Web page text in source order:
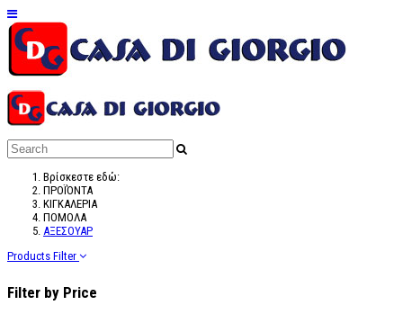
Βρίσκεστε εδώ:
ΠΡΟΪΌΝΤΑ
ΚΙΓΚΑΛΕΡΙΑ
ΠΟΜΟΛΑ
ΑΞΕΣΟΥΑΡ
Products Filter
Filter by Price